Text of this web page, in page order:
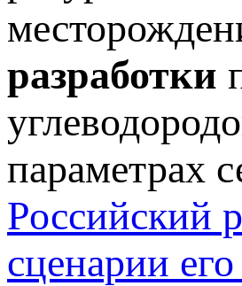
разработки
параметрах
Российский
сценарии